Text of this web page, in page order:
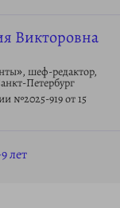
Викторовна
шеф-редактор,
Петербург
№2025-919 от 15
лет